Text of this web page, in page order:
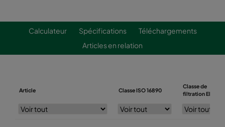
Calculateur Spécifications
Téléchargements
Articles en relation
Article Classe ISO 16890
Classe de
filtration EN779